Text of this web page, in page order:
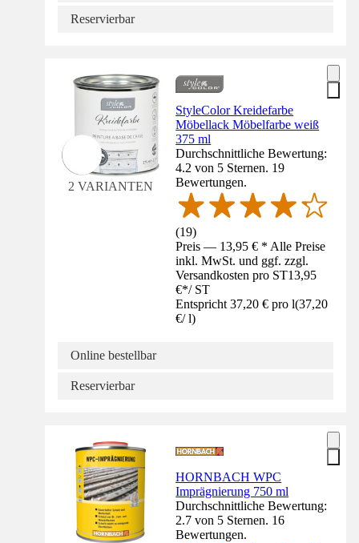
Reservierbar
2 VARIANTEN
StyleColor Kreidefarbe
Möbellack Möbelfarbe weiß
375 ml
Durchschnittliche Bewertung:
4.2 von 5 Sternen. 19
Bewertungen.
(19)
Preis — 13,95 € * Alle Preise
inkl. MwSt. und ggf. zzgl.
Versandkosten pro ST13,95
€*/ ST
Entspricht 37,20 € pro l(37,20
€/ l)
Online bestellbar
Reservierbar
HORNBACH WPC
Imprägnierung 750 ml
Durchschnittliche Bewertung:
2.7 von 5 Sternen. 16
Bewertungen.